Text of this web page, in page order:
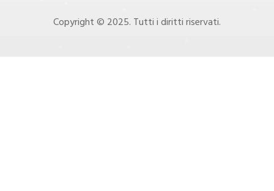
Copyright © 2025. Tutti i diritti riservati.